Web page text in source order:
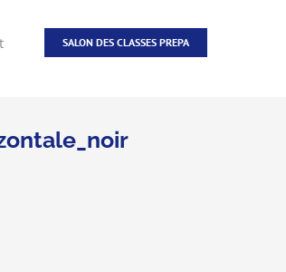
SALON DES CLASSES PREPA